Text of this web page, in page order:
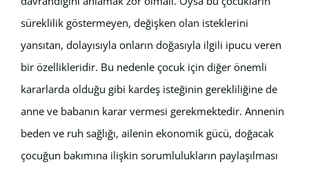
süreklilik göstermeyen, değişken olan isteklerini
yansıtan, dolayısıyla onların doğasıyla ilgili ipucu veren
bir özellikleridir. Bu nedenle çocuk için diğer önemli
kararlarda olduğu gibi kardeş isteğinin gerekliliğine de
anne ve babanın karar vermesi gerekmektedir. Annenin
beden ve ruh sağlığı, ailenin ekonomik gücü, doğacak
çocuğun bakımına ilişkin sorumlulukların paylaşılması